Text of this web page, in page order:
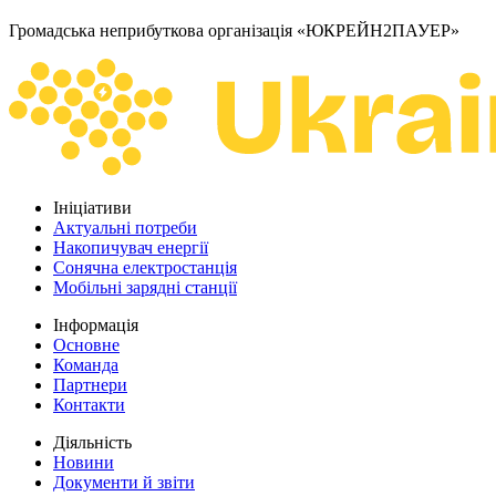
Громадська неприбуткова організація «ЮКРЕЙН2ПАУЕР»
Ініціативи
Актуальні потреби
Накопичувач енергії
Сонячна електростанція
Мобільні зарядні станції
Інформація
Основне
Команда
Партнери
Контакти
Діяльність
Новини
Документи й звіти